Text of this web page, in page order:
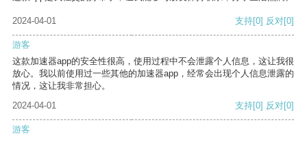
2024-04-01 支持[0] 反对[0]
游客
这款加速器app的安全性很高，使用过程中不会泄露个人信息，这让我很
放心。我以前使用过一些其他的加速器app，经常会出现个人信息泄露的
情况，这让我非常担心。
2024-04-01
支持[0] 反对[0]
游客